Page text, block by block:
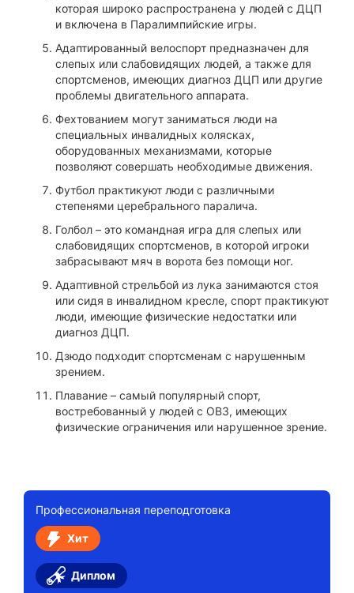
которая широко распространена у людей с ДЦП
и включена в Паралимпийские игры.
Адаптированный велоспорт предназначен для
слепых или слабовидящих людей, а также для
спортсменов, имеющих диагноз ДЦП или другие
проблемы двигательного аппарата.
Фехтованием могут заниматься люди на
специальных инвалидных колясках,
оборудованных механизмами, которые
позволяют совершать необходимые движения.
Футбол практикуют люди с различными
степенями церебрального паралича.
Голбол – это командная игра для слепых или
слабовидящих спортсменов, в которой игроки
забрасывают мяч в ворота без помощи ног.
Адаптивной стрельбой из лука занимаются стоя
или сидя в инвалидном кресле, спорт практикуют
люди, имеющие физические недостатки или
диагноз ДЦП.
Дзюдо подходит спортсменам с нарушенным
зрением.
Плавание – самый популярный спорт,
востребованный у людей с ОВЗ, имеющих
физические ограничения или нарушенное зрение.
Профессиональная переподготовка
Хит
Диплом